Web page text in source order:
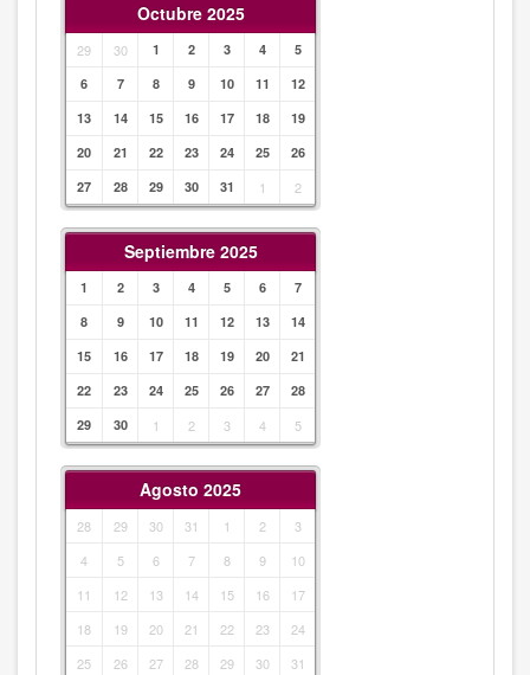
Octubre 2025
29 30 1 2 3 4
5
6
7 8 9 10 11
12
13
14 15 16 17 18
19
20
21 22 23 24 25
26
27
28 29 30 31 1 2
Septiembre 2025
1 2 3 4 5 6
7
8
9 10 11 12 13
14
15
16 17 18 19 20
21
22
23 24 25 26 27
28
29
30 1 2 3 4 5
Agosto 2025
28 29 30 31 1 2
3
4
5 6 7 8 9
10
11
12 13 14 15 16
17
18
19 20 21 22 23
24
25
26 27 28 29 30 31